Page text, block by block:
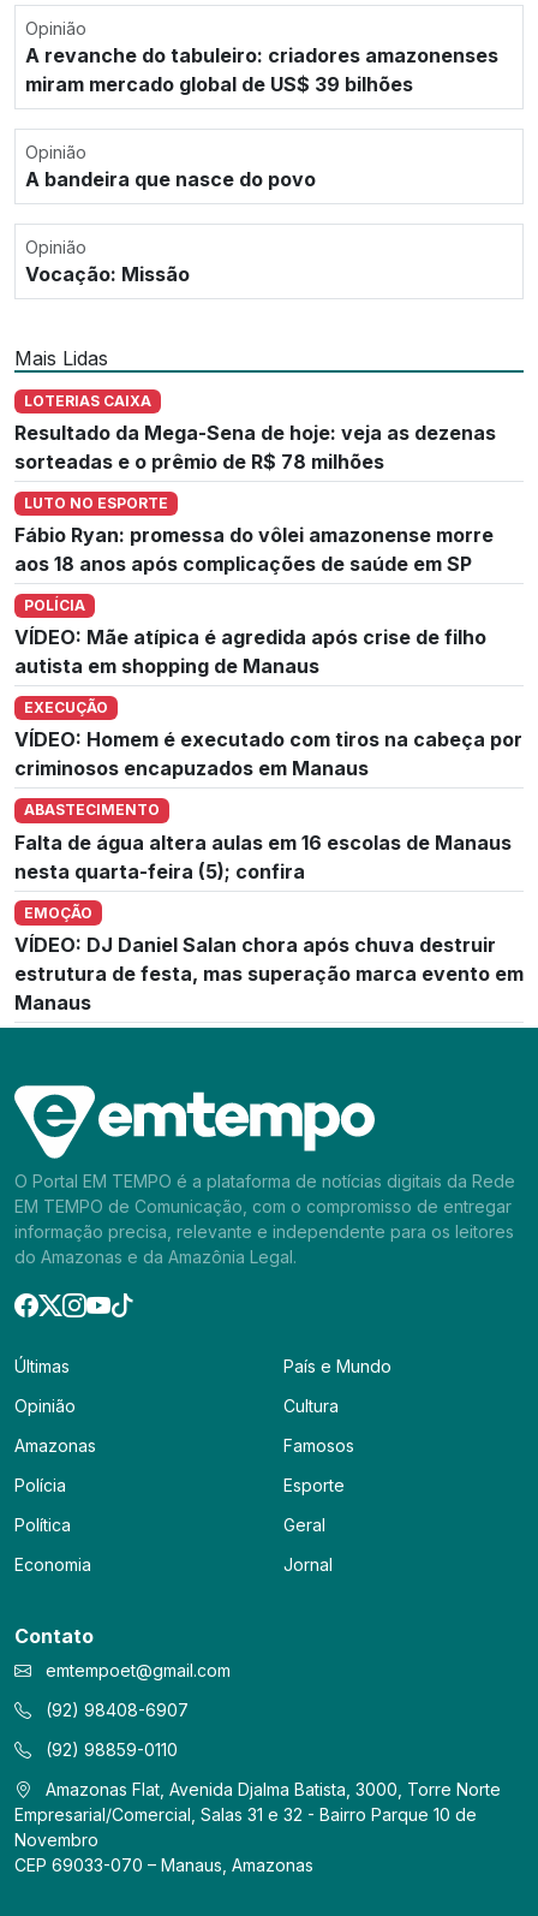
Opinião
A revanche do tabuleiro: criadores amazonenses
miram mercado global de US$ 39 bilhões
Opinião
A bandeira que nasce do povo
Opinião
Vocação: Missão
Mais Lidas
LOTERIAS CAIXA
Resultado da Mega-Sena de hoje: veja as dezenas
sorteadas e o prêmio de R$ 78 milhões
LUTO NO ESPORTE
Fábio Ryan: promessa do vôlei amazonense morre
aos 18 anos após complicações de saúde em SP
POLÍCIA
VÍDEO: Mãe atípica é agredida após crise de filho
autista em shopping de Manaus
EXECUÇÃO
VÍDEO: Homem é executado com tiros na cabeça por
criminosos encapuzados em Manaus
ABASTECIMENTO
Falta de água altera aulas em 16 escolas de Manaus
nesta quarta-feira (5); confira
EMOÇÃO
VÍDEO: DJ Daniel Salan chora após chuva destruir
estrutura de festa, mas superação marca evento em
Manaus
O Portal EM TEMPO é a plataforma de notícias digitais da Rede
EM TEMPO de Comunicação, com o compromisso de entregar
informação precisa, relevante e independente para os leitores
do Amazonas e da Amazônia Legal.
Últimas
Opinião
Amazonas
Polícia
Política
Economia
País e Mundo
Cultura
Famosos
Esporte
Geral
Jornal
Contato
emtempoet@gmail.com
(92) 98408-6907
(92) 98859-0110
Amazonas Flat, Avenida Djalma Batista, 3000, Torre Norte
Empresarial/Comercial, Salas 31 e 32 - Bairro Parque 10 de
Novembro
CEP 69033-070 – Manaus, Amazonas